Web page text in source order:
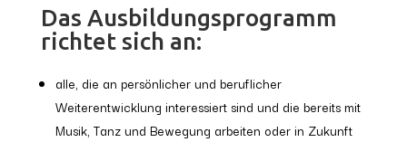
Das Ausbildungsprogramm
richtet sich an:
alle, die an persönlicher und beruflicher
Weiterentwicklung interessiert sind und die bereits mit
Musik, Tanz und Bewegung arbeiten oder in Zukunft